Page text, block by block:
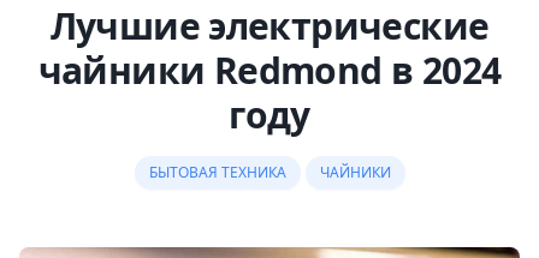
Лучшие электрические
чайники Redmond в 2024
году
БЫТОВАЯ ТЕХНИКА ЧАЙНИКИ